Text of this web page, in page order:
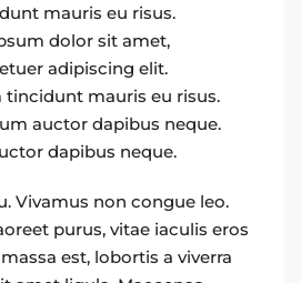
mauris eu risus.
dolor sit amet,
adipiscing elit.
tincidunt mauris eu risus.
auctor dapibus neque.
dapibus neque.
Vivamus non congue leo.
purus, vitae iaculis eros
est, lobortis a viverra